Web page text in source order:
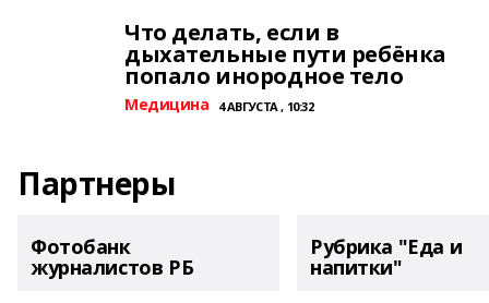
Что делать, если в
дыхательные пути ребёнка
попало инородное тело
Медицина 4 АВГУСТА , 10:32
Партнеры
Фотобанк
журналистов РБ
Рубрика "Еда и
напитки"